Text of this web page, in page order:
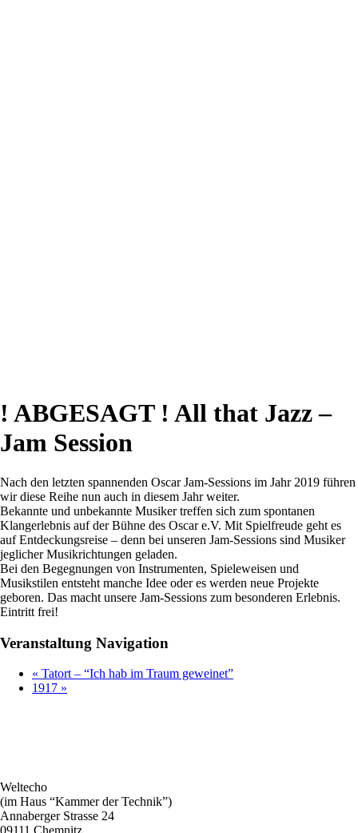
! ABGESAGT ! All that Jazz –
Jam Session
Nach den letzten spannenden Oscar Jam-Sessions im Jahr 2019 führen
wir diese Reihe nun auch in diesem Jahr weiter.
Bekannte und unbekannte Musiker treffen sich zum spontanen
Klangerlebnis auf der Bühne des Oscar e.V. Mit Spielfreude geht es
auf Entdeckungsreise – denn bei unseren Jam-Sessions sind Musiker
jeglicher Musikrichtungen geladen.
Bei den Begegnungen von Instrumenten, Spieleweisen und
Musikstilen entsteht manche Idee oder es werden neue Projekte
geboren. Das macht unsere Jam-Sessions zum besonderen Erlebnis.
Eintritt frei!
Veranstaltung Navigation
« Tatort – “Ich hab im Traum geweinet”
1917 »
Weltecho
(im Haus “Kammer der Technik”)
Annaberger Strasse 24